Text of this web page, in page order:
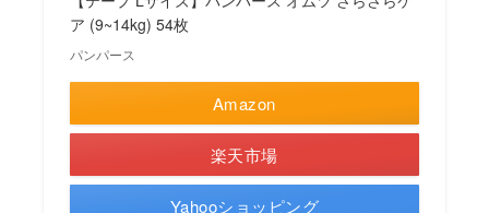
ア (9~14kg) 54枚
パンパース
Amazon
楽天市場
Yahooショッピング